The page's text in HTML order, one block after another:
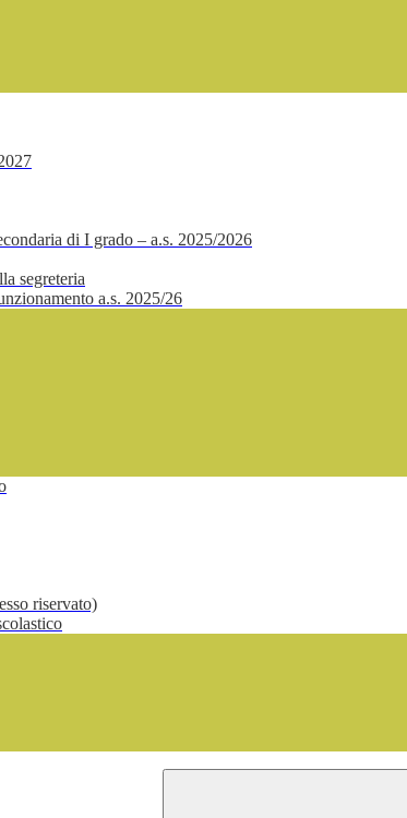
di I grado – a.s. 2025/2026
segreteria
a.s. 2025/26
riservato)